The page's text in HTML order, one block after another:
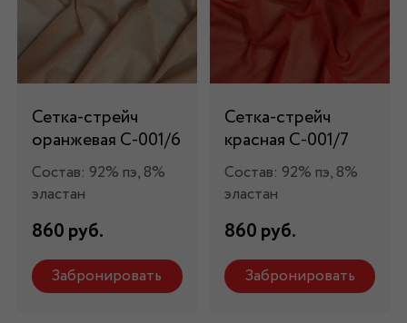
Сетка-стрейч
оранжевая С-001/6
Состав: 92% пэ, 8%
эластан
860 руб.
Забронировать
Сетка-стрейч
красная С-001/7
Состав: 92% пэ, 8%
эластан
860 руб.
Забронировать